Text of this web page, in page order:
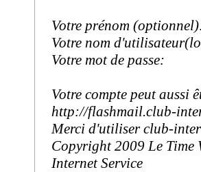
Votre prénom
Votre nom
Votre mot de passe:
Votre compte peut aussi
http://flashmail.club-
Merci d'utiliser club-
Copyright 2009 Le Time
Internet Service